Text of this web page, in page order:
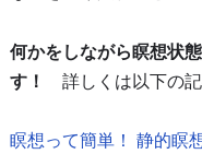
何かをしながら瞑想状
す！
詳しくは以下の
瞑想って簡単！ 静的瞑